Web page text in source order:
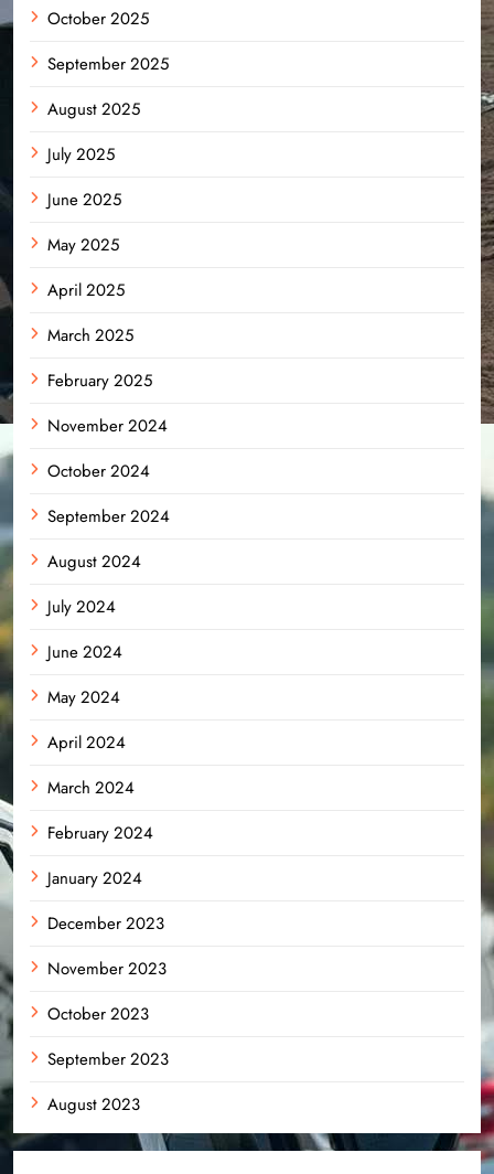
October 2025
September 2025
August 2025
July 2025
June 2025
May 2025
April 2025
March 2025
February 2025
November 2024
October 2024
September 2024
August 2024
July 2024
June 2024
May 2024
April 2024
March 2024
February 2024
January 2024
December 2023
November 2023
October 2023
September 2023
August 2023